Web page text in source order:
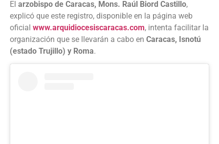
El arzobispo de Caracas, Mons. Raúl Biord Castillo,
explicó que este registro, disponible en la página web
oficial www.arquidiocesiscaracas.com, intenta facilitar la
organización que se llevarán a cabo en Caracas, Isnotú
(estado Trujillo) y Roma.